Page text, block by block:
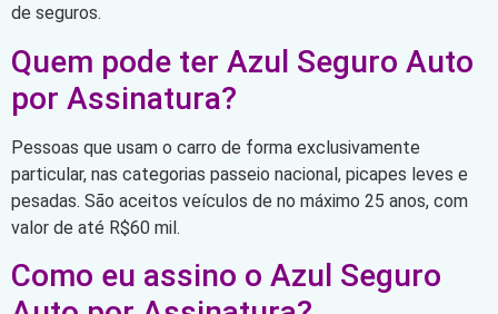
de seguros.
Quem pode ter Azul Seguro Auto
por Assinatura?
Pessoas que usam o carro de forma exclusivamente
particular, nas categorias passeio nacional, picapes leves e
pesadas. São aceitos veículos de no máximo 25 anos, com
valor de até R$60 mil.
Como eu assino o Azul Seguro